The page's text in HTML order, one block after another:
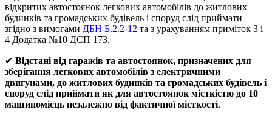
відкритих авто­стоянок легкових автомобілів до житлових
будинків та громадських будівель і споруд слід приймати
згідно з вимогами ДБН Б.2.2-12 та з урахуванням приміток 3 і
4 Додатка №10 ДСП 173.
✔ Відстані від гаражів та автостоянок, призначених для
зберігання легкових автомобілів з електричними
двигунами, до житлових будинків та громадських будівель і
споруд слід приймати як для автостоянок місткістю до 10
машиномісць незалежно від фактичної місткості.